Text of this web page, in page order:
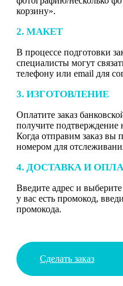
корзину».
2. МАКЕТ
В процессе подготовки
специалисты могут
телефону или email для
3. ИЗГОТОВЛЕНИЕ
Оплатите заказ
получите подтверждение
Когда отправим заказ вы
номером для
4. ДОСТАВКА И
Введите адрес и
у вас есть промокод,
промокода.
Сделать заказ